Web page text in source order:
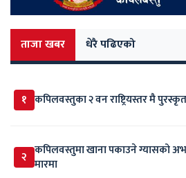
ताजा खबर धेरै पढिएको
१ कपिलवस्तुका २ वन राष्ट्रियस्तर मै
२ कपिलवस्तुमा खाना पकाउने ग्यासको
मारमा